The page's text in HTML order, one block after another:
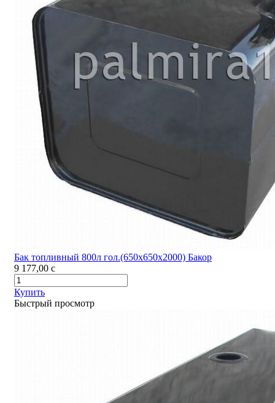
Бак топливный 800л гол.(650х650х2000) Бакор
9 177,00 c
Купить
Быстрый просмотр